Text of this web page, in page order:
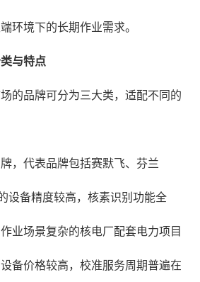
环境下的长期作业需求。
与特点
的品牌可分为三大类，适配不同的
，代表品牌包括赛默飞、芬兰
设备精度较高，核素识别功能全
业场景复杂的核电厂配套电力项目
备价格较高，校准服务周期普遍在